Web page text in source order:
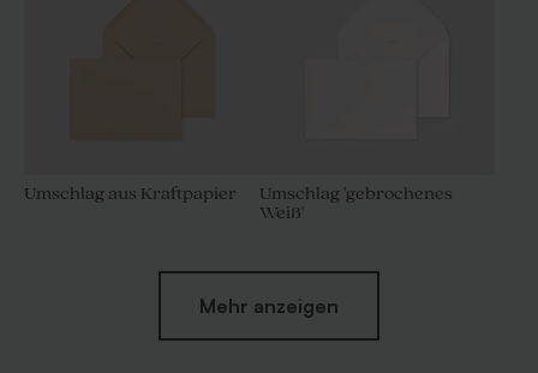
Umschlag aus Kraftpapier
Umschlag 'gebrochenes
Weiß'
Mehr anzeigen